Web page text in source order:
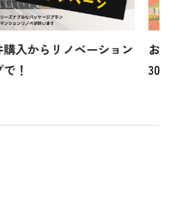
トク！仲介手数料が最大
早
50